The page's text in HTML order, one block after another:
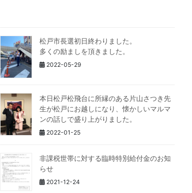
松戸市長選初日終わりました。
多くの励ましを頂きました。
2022-05-29
本日松戸松飛台に所縁のある片山さつき先
生が松戸にお越しになり、懐かしいマルマ
ンの話しで盛り上がりました。
2022-01-25
非課税世帯に対する臨時特別給付金のお知
らせ
2021-12-24